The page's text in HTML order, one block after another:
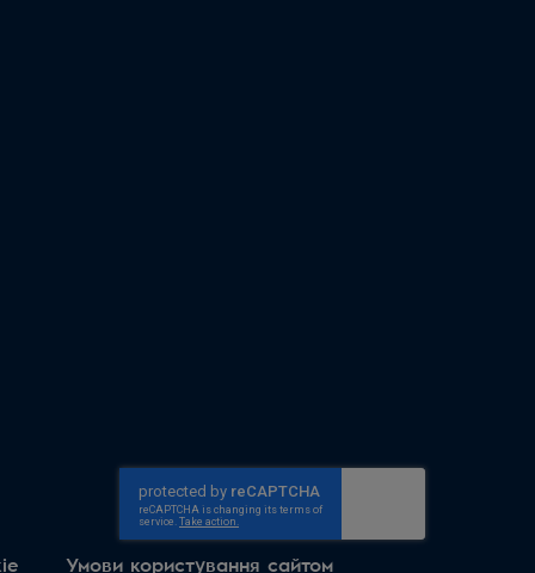
Умови користування сайтом